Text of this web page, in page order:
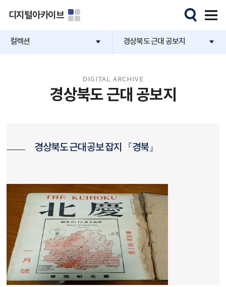
디지털아카이브
컬렉션 경상북도 근대 공보지
DIGITAL ARCHIVE
경상북도 근대 공보지
경상북도 근대 공보 잡지 『경북』